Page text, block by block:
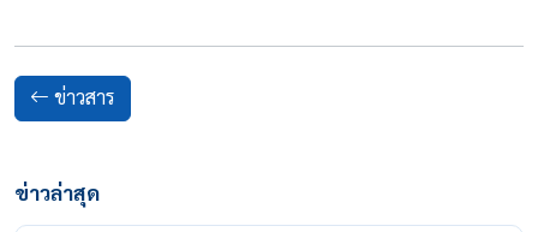
ข่าวสาร
ข่าวล่าสุด